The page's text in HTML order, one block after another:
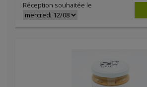
Réception souhaitée le